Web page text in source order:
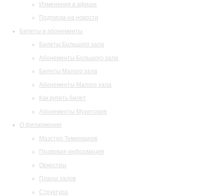
Изменения в афише
Подписка на новости
Билеты и абонементы
Билеты Большого зала
Абонементы Большого зала
Билеты Малого зала
Абонементы Малого зала
Как купить билет
Абонементы Музитория
О филармонии
Маэстро Темирканов
Правовая информация
Оркестры
Планы залов
Структура